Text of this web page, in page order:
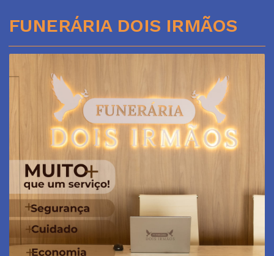
FUNERÁRIA DOIS IRMÃOS